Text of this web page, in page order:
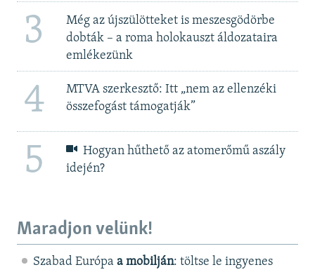
3
Még az újszülötteket is meszesgödörbe
dobták – a roma holokauszt áldozataira
emlékezünk
4
MTVA szerkesztő: Itt „nem az ellenzéki
összefogást támogatják”
5
Hogyan hűthető az atomerőmű aszály
idején?
Maradjon velünk!
Szabad Európa a mobilján: töltse le ingyenes